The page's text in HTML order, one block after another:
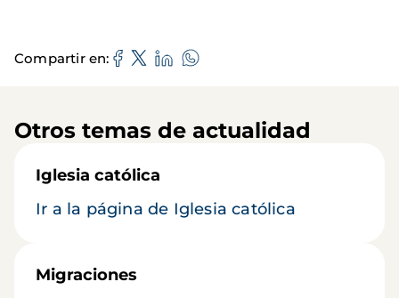
Compartir en
Otros temas de actualidad
Iglesia católica
Ir a la página de Iglesia católica
Migraciones